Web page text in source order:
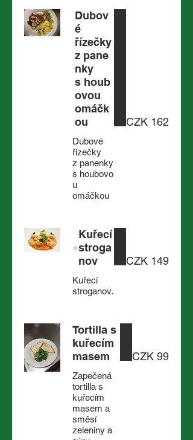
Dubov
é
řízečky
z pane
nky
s houb
ovou
omáčk
ou
Dubové
řízečky
z panenky
s houbovo
u
omáčkou
CZK 162
Kuřecí
stroga
nov
Kuřecí
stroganov.
CZK 149
Tortilla s
kuřecím
masem
Zapečená
tortilla s
kuřecím
masem a
směsí
zeleniny a
CZK 99